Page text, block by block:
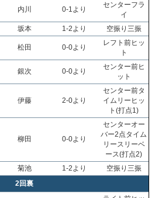
内川 0-1より
センターフラ
イ
坂本 1-2より 空振り三振
松田 0-0より
レフト前ヒッ
ト
銀次 0-0より
センター前ヒ
ット
伊藤 2-0より
センター前タ
イムリーヒッ
ト(打点1)
柳田 0-0より
センターオー
バー2点タイム
リースリーベ
ース(打点2)
菊池 1-2より
空振り三振
2回裏